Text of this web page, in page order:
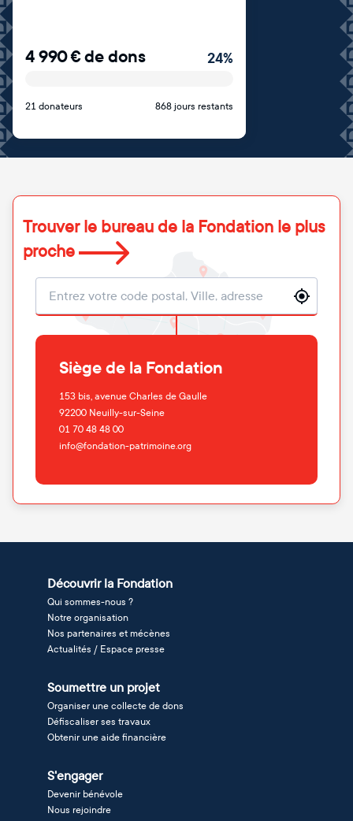
4 990€de dons 24%
21 donateurs 868 jours restants
Trouver le bureau de la Fondation le plus
proche
Localisation
Siège de la Fondation
153 bis, avenue Charles de Gaulle
92200 Neuilly-sur-Seine
01 70 48 48 00
info@fondation-patrimoine.org
Découvrir la Fondation
Qui sommes-nous ?
Notre organisation
Nos partenaires et mécènes
Actualités / Espace presse
Soumettre un projet
Organiser une collecte de dons
Défiscaliser ses travaux
Obtenir une aide financière
S'engager
Devenir bénévole
Nous rejoindre